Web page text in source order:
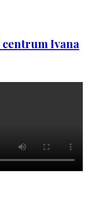
Ivana